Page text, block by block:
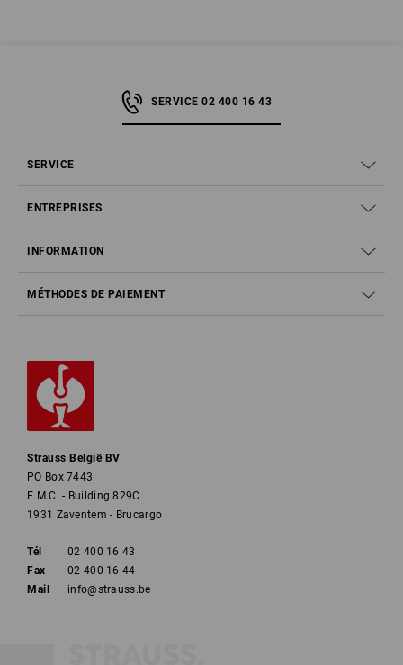
Étape 1 – Que signifient les mentions S1, S2, S3 et
Il existe les catégories de sécurité suivantes:
Identiques à S1 + P (sécurité anti-perforation)
Identiques à S1 + WPA (résistance de la partie supérieure
pendant 60 minutes min.)
d'usure profilée
SERVICE 02 400 16 43
SERVICE
ENTREPRISES
INFORMATION
MÉTHODES DE PAIEMENT
Strauss België BV
PO Box 7443
E.M.C. - Building 829C
1931 Zaventem - Brucargo
Tél
02 400 16 43
Fax
02 400 16 44
Mail
info@strauss.be